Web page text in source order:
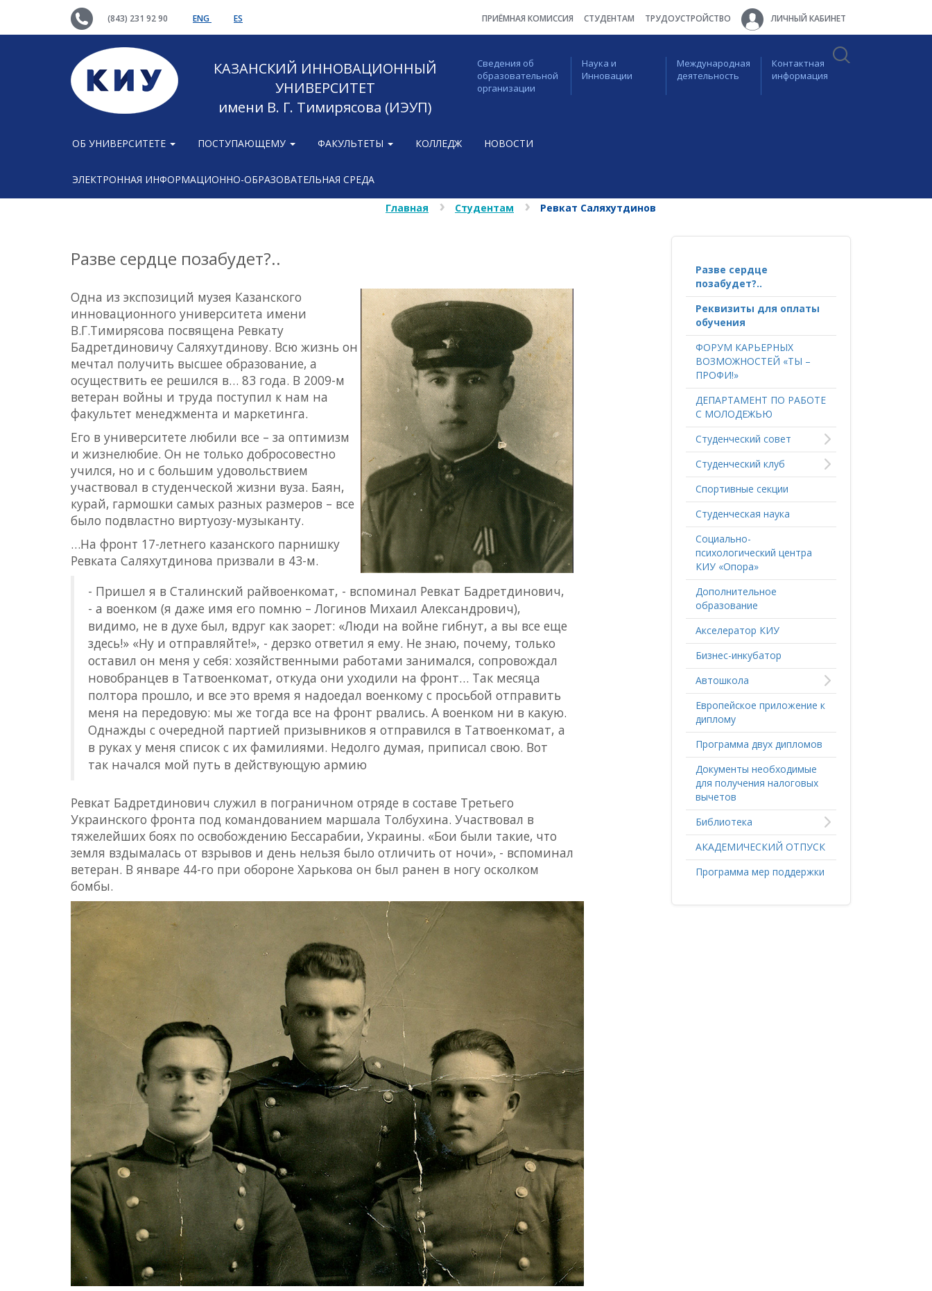
(843) 231 92 90 ENG ES ПРИЁМНАЯ КОМИССИЯ СТУДЕНТАМ ТРУДОУСТРОЙСТВО ЛИЧНЫЙ КАБИНЕТ
КАЗАНСКИЙ ИННОВАЦИОННЫЙ
УНИВЕРСИТЕТ
имени В. Г. Тимирясова (ИЭУП)
Сведения об
образовательной
организации
Наука и
Инновации
Международная
деятельность
Контактная
информация
ОБ УНИВЕРСИТЕТЕ ПОСТУПАЮЩЕМУ ФАКУЛЬТЕТЫ КОЛЛЕДЖ НОВОСТИ
ЭЛЕКТРОННАЯ ИНФОРМАЦИОННО-ОБРАЗОВАТЕЛЬНАЯ СРЕДА
Главная Студентам Ревкат Саляхутдинов
Разве сердце позабудет?..
Одна из экспозиций музея Казанского
инновационного университета имени
В.Г.Тимирясова посвящена Ревкату
Бадретдиновичу Саляхутдинову. Всю жизнь он
мечтал получить высшее образование, а
осуществить ее решился в… 83 года. В 2009-м
ветеран войны и труда поступил к нам на
факультет менеджмента и маркетинга.
Его в университете любили все – за оптимизм
и жизнелюбие. Он не только добросовестно
учился, но и с большим удовольствием
участвовал в студенческой жизни вуза. Баян,
курай, гармошки самых разных размеров – все
было подвластно виртуозу-музыканту.
…На фронт 17-летнего казанского парнишку
Ревката Саляхутдинова призвали в 43-м.
- Пришел я в Сталинский райвоенкомат, - вспоминал Ревкат Бадретдинович,
- а военком (я даже имя его помню – Логинов Михаил Александрович),
видимо, не в духе был, вдруг как заорет: «Люди на войне гибнут, а вы все еще
здесь!» «Ну и отправляйте!», - дерзко ответил я ему. Не знаю, почему, только
оставил он меня у себя: хозяйственными работами занимался, сопровождал
новобранцев в Татвоенкомат, откуда они уходили на фронт… Так месяца
полтора прошло, и все это время я надоедал военкому с просьбой отправить
меня на передовую: мы же тогда все на фронт рвались. А военком ни в какую.
Однажды с очередной партией призывников я отправился в Татвоенкомат, а
в руках у меня список с их фамилиями. Недолго думая, приписал свою. Вот
так начался мой путь в действующую армию
Ревкат Бадретдинович служил в пограничном отряде в составе Третьего
Украинского фронта под командованием маршала Толбухина. Участвовал в
тяжелейших боях по освобождению Бессарабии, Украины. «Бои были такие, что
земля вздымалась от взрывов и день нельзя было отличить от ночи», - вспоминал
ветеран. В январе 44-го при обороне Харькова он был ранен в ногу осколком
бомбы.
Разве сердце
позабудет?..
Реквизиты для оплаты
обучения
ФОРУМ КАРЬЕРНЫХ
ВОЗМОЖНОСТЕЙ «ТЫ –
ПРОФИ!»
ДЕПАРТАМЕНТ ПО РАБОТЕ
С МОЛОДЕЖЬЮ
Студенческий совет
Студенческий клуб
Спортивные секции
Студенческая наука
Социально-
психологический центра
КИУ «Опора»
Дополнительное
образование
Акселератор КИУ
Бизнес-инкубатор
Автошкола
Европейское приложение к
диплому
Программа двух дипломов
Документы необходимые
для получения налоговых
вычетов
Библиотека
АКАДЕМИЧЕСКИЙ ОТПУСК
Программа мер поддержки